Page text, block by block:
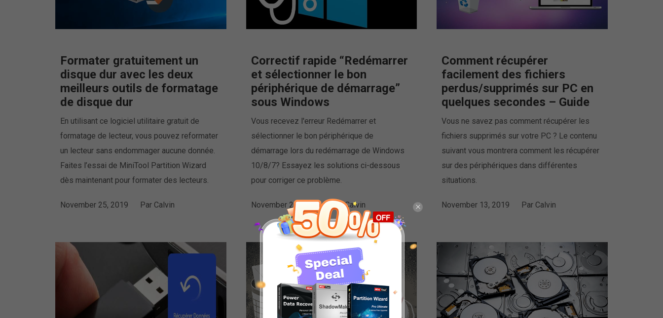
Formater gratuitement un
disque dur avec les deux
meilleurs outils de formatage
de disque dur
En utilisant ce logiciel utilitaire gratuit de
formatage de lecteur, vous pouvez reformater
un lecteur sans endommager aucune donnée.
Faites l’essai de MiniTool Partition Wizard
dès maintenant pour formater des lecteurs.
November 25, 2019 Par Calvin
Correctif rapide “Redémarrer
et sélectionner le bon
périphérique de démarrage”
sous Windows
Vous recevez l'erreur Redémarrer et
sélectionner le bon périphérique de
démarrage lors du redémarrage de Windows
10/8/7? Essayez les solutions ci-dessous
pour corriger ce problème.
November 20, 2019 ParCalvin
Comment récupérer
facilement des fichiers
perdus/supprimés sur PC en
quelques secondes – Guide
Vous ne savez pas comment récupérer les
fichiers supprimés sur votre PC ? Le contenu
suivant vous montrera comment les récupérer
sur des périphériques dans différentes
situations.
November 13, 2019 Par Calvin